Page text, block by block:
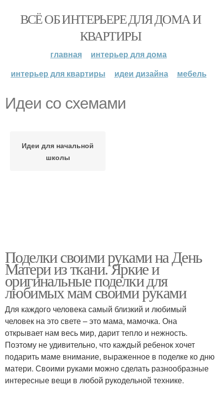
ВСЁ ОБ ИНТЕРЬЕРЕ ДЛЯ ДОМА И
КВАРТИРЫ
главная
интерьер для дома
интерьер для квартиры
идеи дизайна мебель
Идеи со схемами
Идеи для начальной
школы
Поделки своими руками на День
Матери из ткани. Яркие и
оригинальные поделки для
любимых мам своими руками
Для каждого человека самый близкий и любимый
человек на это свете – это мама, мамочка. Она
открывает нам весь мир, дарит тепло и нежность.
Поэтому не удивительно, что каждый ребенок хочет
подарить маме внимание, выраженное в поделке ко дню
матери. Своими руками можно сделать разнообразные
интересные вещи в любой рукодельной технике.